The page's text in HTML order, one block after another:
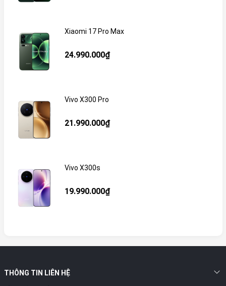
Xiaomi 17 Pro Max
24.990.000₫
Vivo X300 Pro
21.990.000₫
Vivo X300s
19.990.000₫
THÔNG TIN LIÊN HỆ